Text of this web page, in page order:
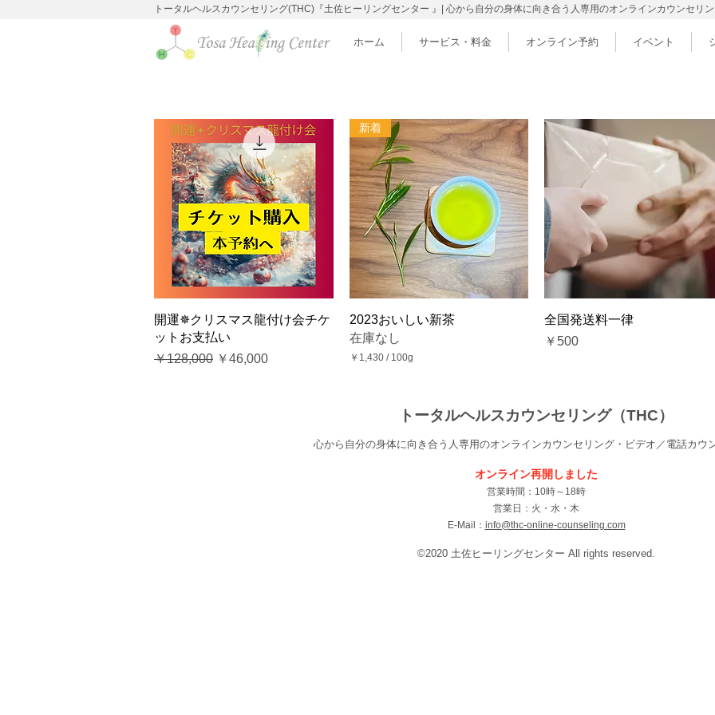
トータルヘルスカウンセリング(THC)『土佐ヒーリングセンター 』| 心から自分の身体に向き合う人専用のオンラインカウンセリ
ホーム サービス・料金 オンライン予約 イベント
クイックビュー
開運✵クリスマス龍付け会チケ
ットお支払い
通常価格
￥128,000 セール価格
￥46,000
クイックビュー
新着
2023おいしい新茶
在庫なし
￥1,430 / 100g
／
クイックビュー
全国発送料一律
価格
￥500
トータルヘルスカウンセリング（THC）
心から自分の身体に向き合う人専用のオンラインカウンセリング・ビデオ／電話カウ
オンライン再開​しました
営業時間：10時～18時
​営業日：火・水・木
​E-Mail： info@thc-online-counseling.com
©2020 土佐ヒーリングセンター All rights reserved.